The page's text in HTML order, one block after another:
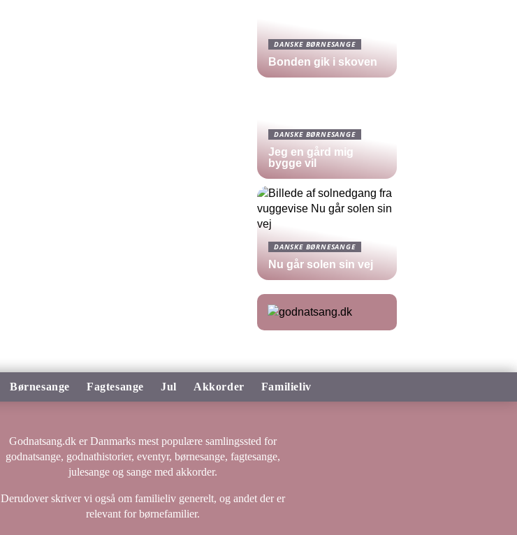
DANSKE BØRNESANGE
Bonden gik i skoven
DANSKE BØRNESANGE
Jeg en gård mig
bygge vil
DANSKE BØRNESANGE
Nu går solen sin vej
Børnesange Fagtesange Jul Akkorder Familieliv
Godnatsang.dk er Danmarks mest populære samlingssted for
godnatsange, godnathistorier, eventyr, børnesange, fagtesange,
julesange og sange med akkorder.
Derudover skriver vi også om familieliv generelt, og andet der er
relevant for børnefamilier.